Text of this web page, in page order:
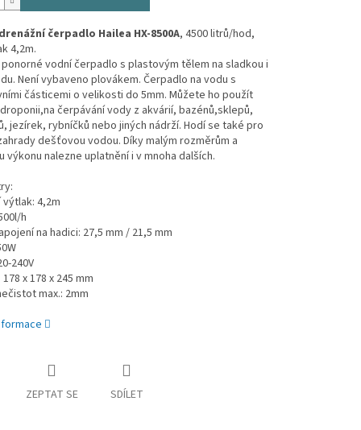
čerpadlo Hailea HX-8500A, 4500 litrů/hod,
4,2m.
vodní čerpadlo s plastovým tělem na sladkou i
Není vybaveno plovákem. Čerpadlo na vodu s
částicemi o velikosti do 5mm. Můžete ho použít
čerpávání vody z akvárií, bazénů,sklepů,
jezírek, rybníčků nebo jiných nádrží. Hodí se také pro
dešťovou vodou. Díky malým rozměrům a
výkonu nalezne uplatnění i v mnoha dalších.
výtlak: 4,2m
h
na hadici: 27,5 mm / 21,5 mm
240V
x 178 x 245 mm
max.: 2mm
ZEPTAT SE SDÍLET